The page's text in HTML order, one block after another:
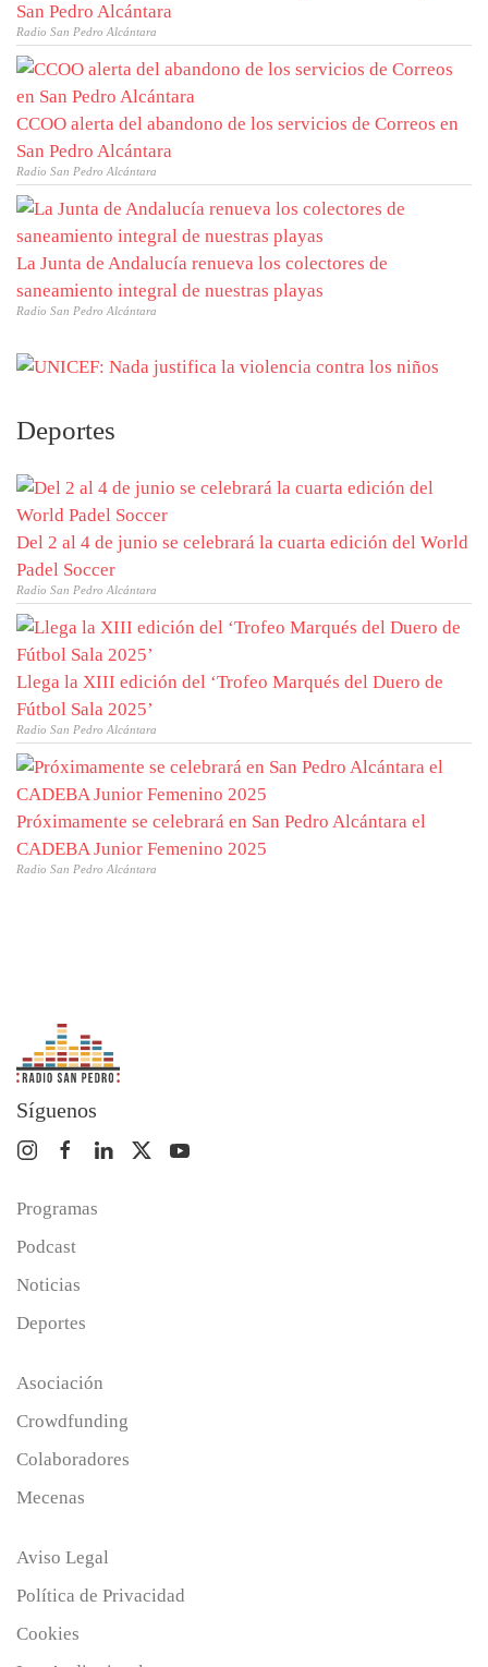
San Pedro Alcántara
Radio San Pedro Alcántara
CCOO alerta del abandono de los servicios de Correos en
San Pedro Alcántara
Radio San Pedro Alcántara
La Junta de Andalucía renueva los colectores de
saneamiento integral de nuestras playas
Radio San Pedro Alcántara
Deportes
Del 2 al 4 de junio se celebrará la cuarta edición del World
Padel Soccer
Radio San Pedro Alcántara
Llega la XIII edición del ‘Trofeo Marqués del Duero de
Fútbol Sala 2025’
Radio San Pedro Alcántara
Próximamente se celebrará en San Pedro Alcántara el
CADEBA Junior Femenino 2025
Radio San Pedro Alcántara
Síguenos
Programas
Podcast
Noticias
Deportes
Asociación
Crowdfunding
Colaboradores
Mecenas
Aviso Legal
Política de Privacidad
Cookies